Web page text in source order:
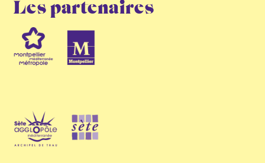
Les partenaires